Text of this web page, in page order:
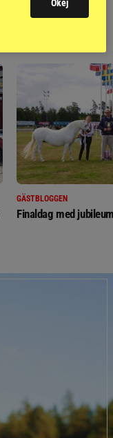
GÄSTBLOGGEN
Finaldag med
Okej